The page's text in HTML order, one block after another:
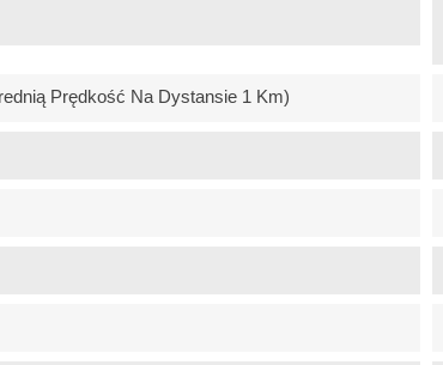
Prędkość Na Dystansie 1 Km)